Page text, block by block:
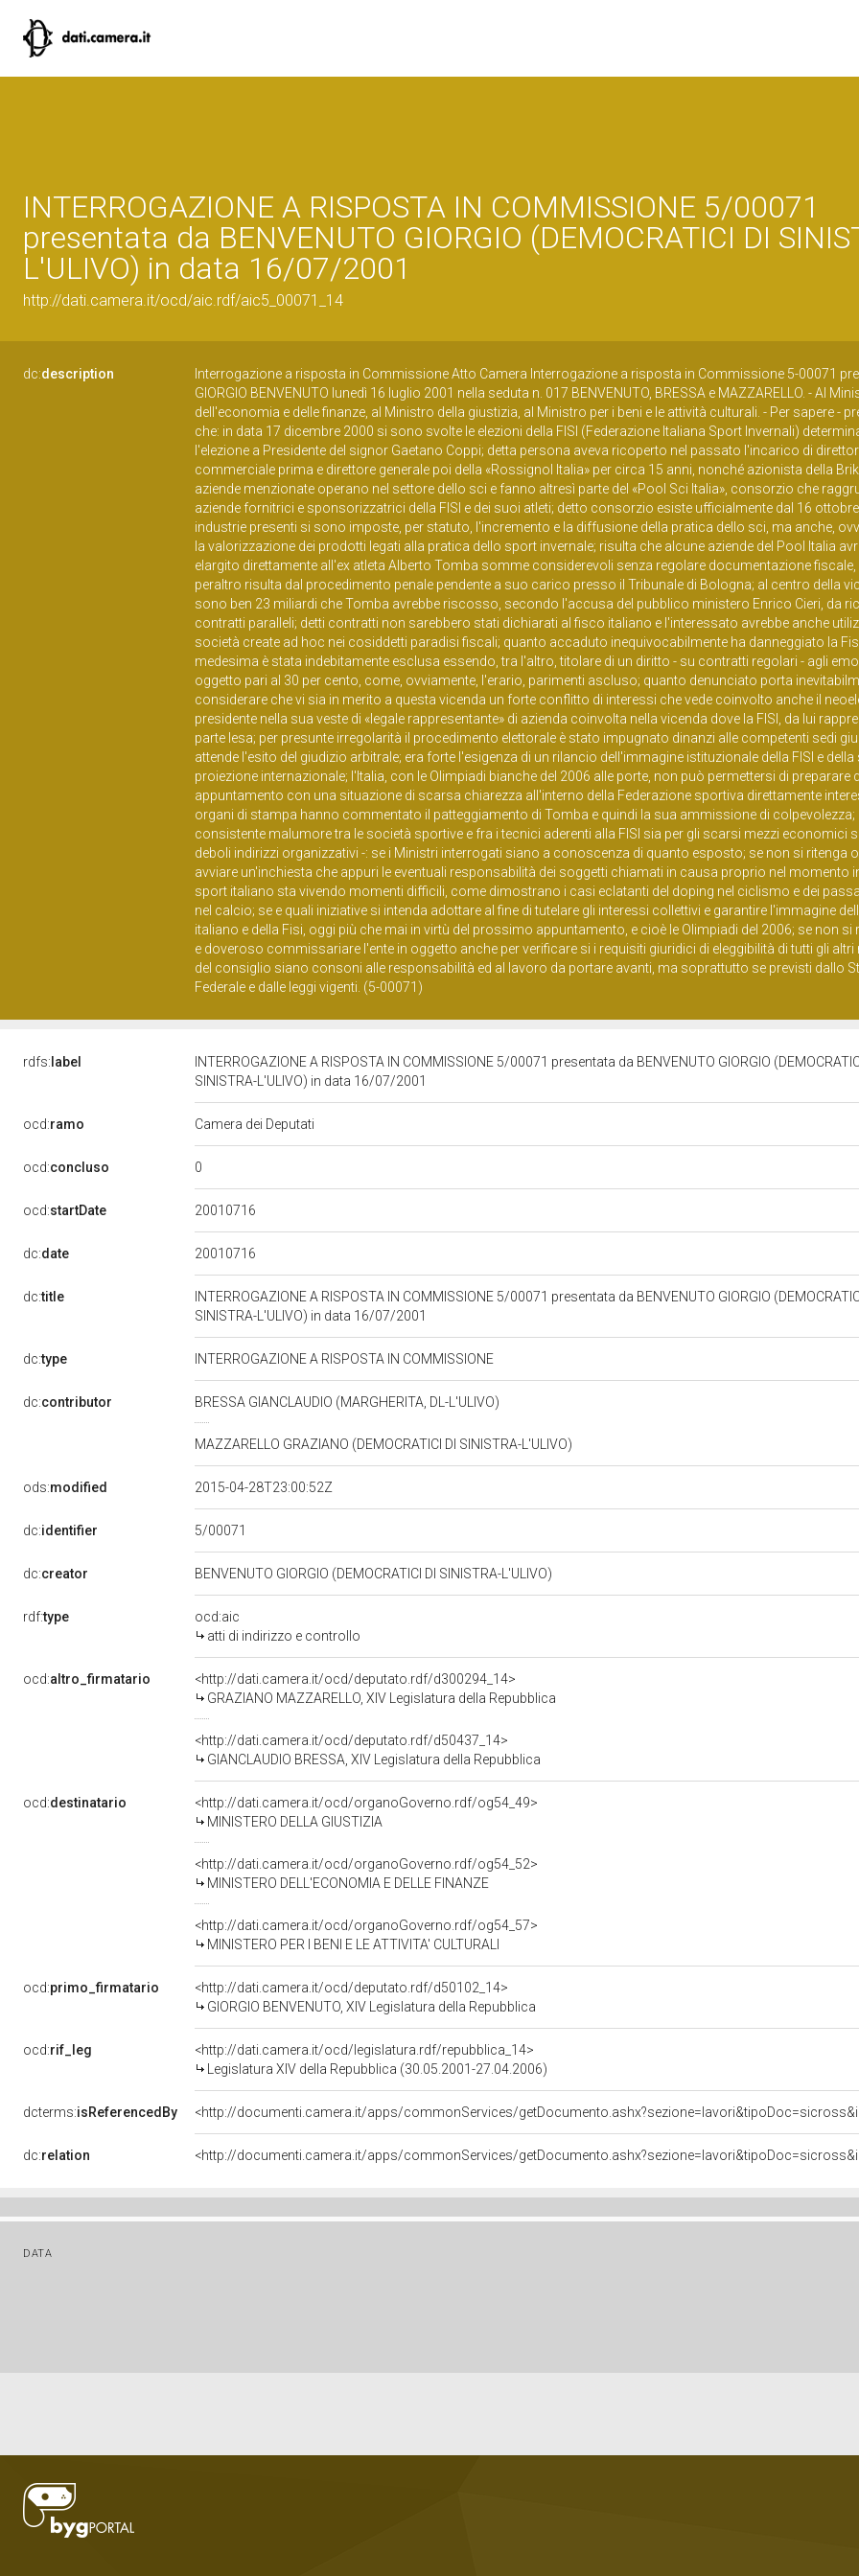
INTERROGAZIONE A RISPOSTA IN COMMISSIONE 5/00071
presentata da BENVENUTO GIORGIO (DEMOCRATICI DI
L'ULIVO) in data 16/07/2001
http://dati.camera.it/ocd/aic.rdf/aic5_00071_14
dc:description
Interrogazione a risposta in Commissione Atto Camera Interrogazione a risposta in Commissione 5-00071
GIORGIO BENVENUTO lunedì 16 luglio 2001 nella seduta n. 017 BENVENUTO, BRESSA e MAZZARELLO. - Al
dell'economia e delle finanze, al Ministro della giustizia, al Ministro per i beni e le attività culturali. - Per sapere -
che: in data 17 dicembre 2000 si sono svolte le elezioni della FISI (Federazione Italiana Sport Invernali)
l'elezione a Presidente del signor Gaetano Coppi; detta persona aveva ricoperto nel passato l'incarico di
commerciale prima e direttore generale poi della «Rossignol Italia» per circa 15 anni, nonché azionista della
aziende menzionate operano nel settore dello sci e fanno altresì parte del «Pool Sci Italia», consorzio che
aziende fornitrici e sponsorizzatrici della FISI e dei suoi atleti; detto consorzio esiste ufficialmente dal 16
industrie presenti si sono imposte, per statuto, l'incremento e la diffusione della pratica dello sci, ma anche,
la valorizzazione dei prodotti legati alla pratica dello sport invernale; risulta che alcune aziende del Pool Italia
elargito direttamente all'ex atleta Alberto Tomba somme considerevoli senza regolare documentazione
peraltro risulta dal procedimento penale pendente a suo carico presso il Tribunale di Bologna; al centro della
sono ben 23 miliardi che Tomba avrebbe riscosso, secondo l'accusa del pubblico ministero Enrico Cieri, da
contratti paralleli; detti contratti non sarebbero stati dichiarati al fisco italiano e l'interessato avrebbe anche
società create ad hoc nei cosiddetti paradisi fiscali; quanto accaduto inequivocabilmente ha danneggiato la
medesima è stata indebitamente esclusa essendo, tra l'altro, titolare di un diritto - su contratti regolari - agli
oggetto pari al 30 per cento, come, ovviamente, l'erario, parimenti ascluso; quanto denunciato porta
considerare che vi sia in merito a questa vicenda un forte conflitto di interessi che vede coinvolto anche il
presidente nella sua veste di «legale rappresentante» di azienda coinvolta nella vicenda dove la FISI, da lui
parte lesa; per presunte irregolarità il procedimento elettorale è stato impugnato dinanzi alle competenti sedi
attende l'esito del giudizio arbitrale; era forte l'esigenza di un rilancio dell'immagine istituzionale della FISI e della
proiezione internazionale; l'Italia, con le Olimpiadi bianche del 2006 alle porte, non può permettersi di preparare
appuntamento con una situazione di scarsa chiarezza all'interno della Federazione sportiva direttamente
organi di stampa hanno commentato il patteggiamento di Tomba e quindi la sua ammissione di colpevolezza;
consistente malumore tra le società sportive e fra i tecnici aderenti alla FISI sia per gli scarsi mezzi economici
deboli indirizzi organizzativi -: se i Ministri interrogati siano a conoscenza di quanto esposto; se non si ritenga
avviare un'inchiesta che appuri le eventuali responsabilità dei soggetti chiamati in causa proprio nel momento
sport italiano sta vivendo momenti difficili, come dimostrano i casi eclatanti del doping nel ciclismo e dei
nel calcio; se e quali iniziative si intenda adottare al fine di tutelare gli interessi collettivi e garantire l'immagine
italiano e della Fisi, oggi più che mai in virtù del prossimo appuntamento, e cioè le Olimpiadi del 2006; se non si
e doveroso commissariare l'ente in oggetto anche per verificare si i requisiti giuridici di eleggibilità di tutti gli altri
del consiglio siano consoni alle responsabilità ed al lavoro da portare avanti, ma soprattutto se previsti dallo
Federale e dalle leggi vigenti. (5-00071)
rdfs: label
INTERROGAZIONE A RISPOSTA IN COMMISSIONE 5/00071 presentata da BENVENUTO GIORGIO
SINISTRA-L'ULIVO) in data 16/07/2001
ocd:ramo Camera dei Deputati
ocd:concluso 0
ocd:startDate 20010716
dc:date 20010716
dc:title
INTERROGAZIONE A RISPOSTA IN COMMISSIONE 5/00071 presentata da BENVENUTO GIORGIO
SINISTRA-L'ULIVO) in data 16/07/2001
dc:type INTERROGAZIONE A RISPOSTA IN COMMISSIONE
dc:contributor BRESSA GIANCLAUDIO (MARGHERITA, DL-L'ULIVO)
MAZZARELLO GRAZIANO (DEMOCRATICI DI SINISTRA-L'ULIVO)
ods:modified 2015-04-28T23:00:52Z
dc:identifier 5/00071
dc:creator BENVENUTO GIORGIO (DEMOCRATICI DI SINISTRA-L'ULIVO)
rdf:type
ocd:aic
atti di indirizzo e controllo
ocd:altro_firmatario
<http://dati.camera.it/ocd/deputato.rdf/d300294_14>
GRAZIANO MAZZARELLO, XIV Legislatura della Repubblica
<http://dati.camera.it/ocd/deputato.rdf/d50437_14>
GIANCLAUDIO BRESSA, XIV Legislatura della Repubblica
ocd:destinatario
<http://dati.camera.it/ocd/organoGoverno.rdf/og54_49>
MINISTERO DELLA GIUSTIZIA
<http://dati.camera.it/ocd/organoGoverno.rdf/og54_52>
MINISTERO DELL'ECONOMIA E DELLE FINANZE
<http://dati.camera.it/ocd/organoGoverno.rdf/og54_57>
MINISTERO PER I BENI E LE ATTIVITA' CULTURALI
ocd:primo_firmatario
<http://dati.camera.it/ocd/deputato.rdf/d50102_14>
GIORGIO BENVENUTO, XIV Legislatura della Repubblica
ocd:rif_leg
<http://dati.camera.it/ocd/legislatura.rdf/repubblica_14>
Legislatura XIV della Repubblica (30.05.2001-27.04.2006)
dcterms:isReferencedBy <http://documenti.camera.it/apps/commonServices/
dc:relation <http://documenti.camera.it/apps/commonServices/
DATA